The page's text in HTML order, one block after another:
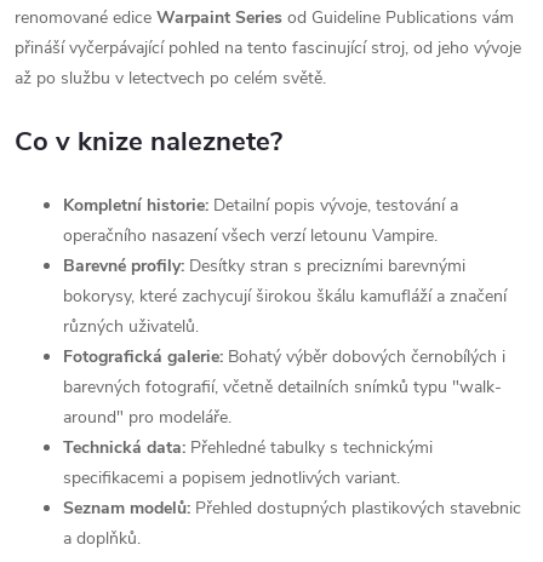
renomované edice Warpaint Series od Guideline Publications vám
přináší vyčerpávající pohled na tento fascinující stroj, od jeho vývoje
až po službu v letectvech po celém světě.
Co v knize naleznete?
Kompletní historie: Detailní popis vývoje, testování a
operačního nasazení všech verzí letounu Vampire.
Barevné profily: Desítky stran s precizními barevnými
bokorysy, které zachycují širokou škálu kamufláží a značení
různých uživatelů.
Fotografická galerie: Bohatý výběr dobových černobílých i
barevných fotografií, včetně detailních snímků typu "walk-
around" pro modeláře.
Technická data: Přehledné tabulky s technickými
specifikacemi a popisem jednotlivých variant.
Seznam modelů: Přehled dostupných plastikových stavebnic
a doplňků.